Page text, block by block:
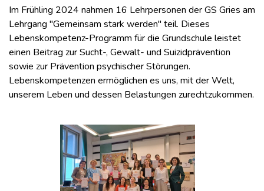
Im Frühling 2024 nahmen 16 Lehrpersonen der GS Gries am
Lehrgang "Gemeinsam stark werden" teil. Dieses
Lebenskompetenz-Programm für die Grundschule leistet
einen Beitrag zur Sucht-, Gewalt- und Suizidprävention
sowie zur Prävention psychischer Störungen.
Lebenskompetenzen ermöglichen es uns, mit der Welt,
unserem Leben und dessen Belastungen zurechtzukommen.